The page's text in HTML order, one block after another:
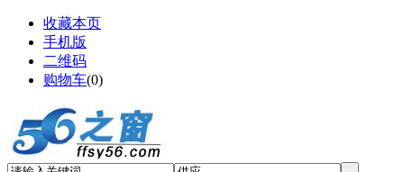
收藏本页
手机版
二维码
购物车(0)